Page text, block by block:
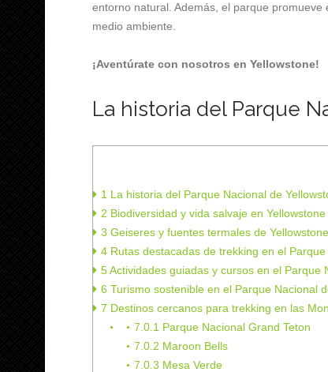
entorno natural. Además, el parque
medio ambiente.
¡Aventúrate con nosotros en Yellowstone!
La historia del Parque
1 La historia del Parque Nacional de
2 Biodiversidad y vida salvaje en Yellowstone
3 Geiseres y fuentes termales de Yellowstone
4 Rutas destacadas de trekking en el
5Actividades guiadas y cursos en el Parque
6 Turismo sostenible en el Parque Nacional
7 Destinos cercanos para trekking en las
7.0.1 Parque Nacional Grand Teton
7.0.2 Maroon Bells
7.0.3 Mesa Verde